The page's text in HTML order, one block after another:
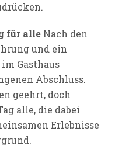
für alle Nach den
und ein
Gasthaus
Abschluss.
geehrt, doch
alle, die dabei
Erlebnisse